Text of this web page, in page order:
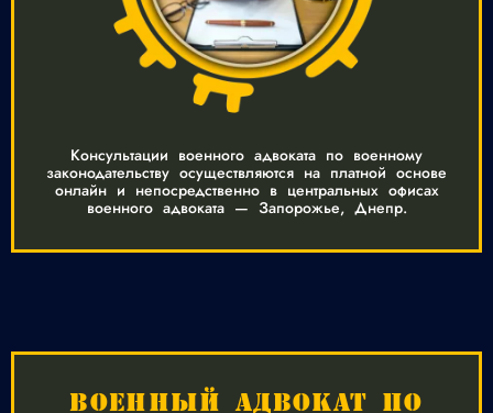
Консультации военного адвоката по военному
законодательству осуществляются на платной основе
онлайн и непосредственно в центральных офисах
военного адвоката — Запорожье, Днепр.
ВОЕННЫЙ АДВОКАТ ПО